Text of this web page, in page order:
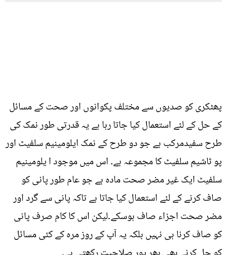
پھٹکری کو صدیوں سے مختلف پکوانوں اور صحت کے مسائل
کے حل کے لئے استعمال کیا جاتا رہا ہے یہ قدرتی طور نمک کی
طرح سفیدمرکب ہے جو دو طرح کے نمک ایلومینیم سلفیٹ اور
پو ٹاشیم سلفیٹ کا مجموعہ ہے۔ اس میں موجود ا یلومینیم
سلفیٹ ایک غیر مضر صحت مادہ ہے جو عام طور پانی کو
صاف کرنے کے لئے استعمال کیا جاتا ہے تاکہ پانی سے گرد اور
مضر صحت اجزاء صاف ہوسکے۔لیکن اس کا کام صرف پانی
کو صاف کرنا ہی نہیں بلکہ یہ آپ کے روز مرہ کے کئی مسائل